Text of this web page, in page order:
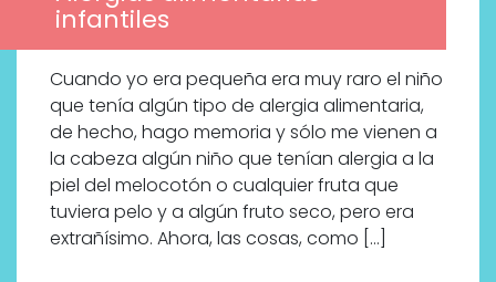
infantiles
Cuando yo era pequeña era muy raro el niño
que tenía algún tipo de alergia alimentaria,
de hecho, hago memoria y sólo me vienen a
la cabeza algún niño que tenían alergia a la
piel del melocotón o cualquier fruta que
tuviera pelo y a algún fruto seco, pero era
extrañísimo. Ahora, las cosas, como […]